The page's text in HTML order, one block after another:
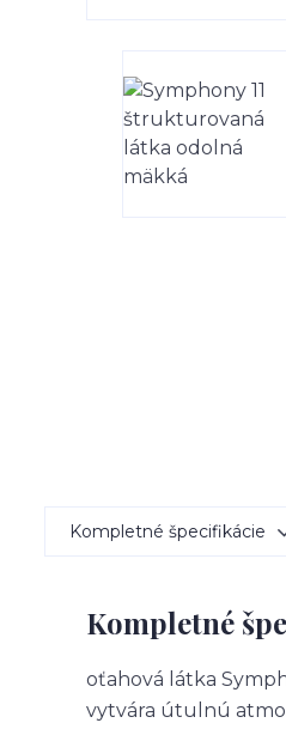
Kompletné špecifikácie
Kompletné
oťahová látka
vytvára útulnú